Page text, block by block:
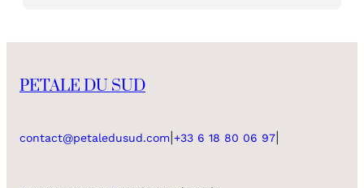
PETALE DU SUD
contact@petaledusud.com +33 6 18 80 06 97